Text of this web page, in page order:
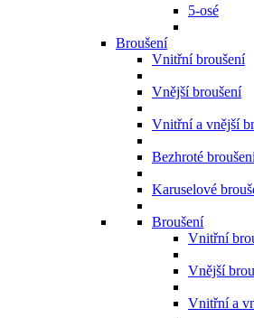
5-osé
Broušení
Vnitřní broušení
Vnější broušení
Vnitřní a vnější
Bezhroté
Karuselové
Broušení
Vnitřní
Vnější
Vnitřní a